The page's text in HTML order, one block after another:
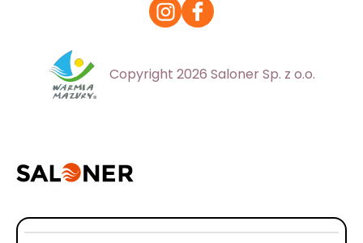
Copyright 2026 Saloner Sp. z o.o.